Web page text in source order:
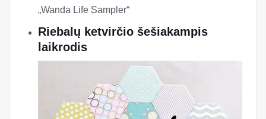
„Wanda Life Sampler“
Riebalų ketvirčio šešiakampis
laikrodis